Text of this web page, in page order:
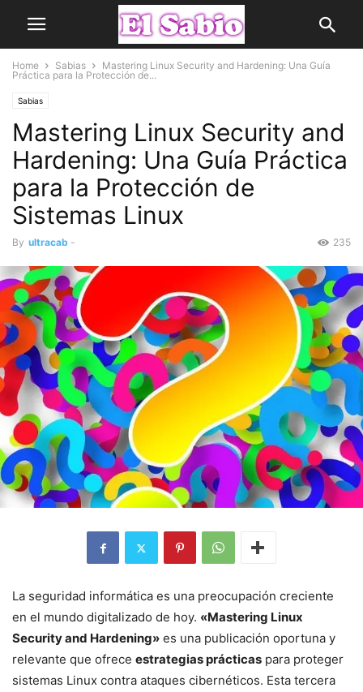
Home Sabias
Mastering Linux Security and Hardening: Una Guía
Práctica para la Protección de...
Sabias
Mastering Linux Security and
Hardening: Una Guía Práctica
para la Protección de
Sistemas Linux
By ultracab - 235
La seguridad informática es una preocupación creciente
en el mundo digitalizado de hoy. «Mastering Linux
Security and Hardening» es una publicación oportuna y
relevante que ofrece estrategias prácticas para proteger
sistemas Linux contra ataques cibernéticos. Esta tercera